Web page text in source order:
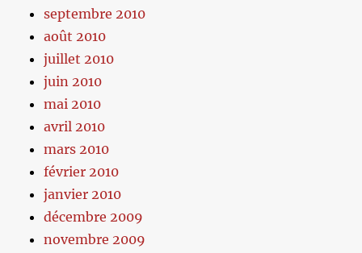
septembre 2010
août 2010
juillet 2010
juin 2010
mai 2010
avril 2010
mars 2010
février 2010
janvier 2010
décembre 2009
novembre 2009